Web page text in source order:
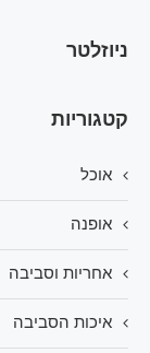
ניוזלטר
קטגוריות
אוכל
אופנה
אחריות וסביבה
איכות הסביבה